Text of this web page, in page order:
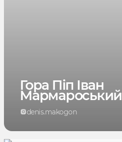
Гора Піп Іван
Мармароський
denis.makogon